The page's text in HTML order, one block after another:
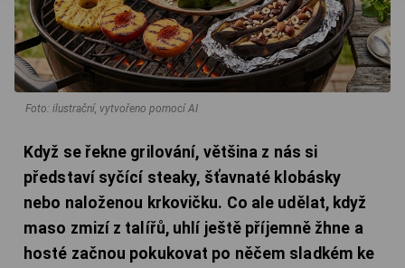
Foto: ilustrační, vytvořeno pomocí AI
Když se řekne grilování, většina z nás si
představí syčící steaky, šťavnaté klobásky
nebo naloženou krkovičku. Co ale udělat, když
maso zmizí z talířů, uhlí ještě příjemně žhne a
hosté začnou pokukovat po něčem sladkém ke